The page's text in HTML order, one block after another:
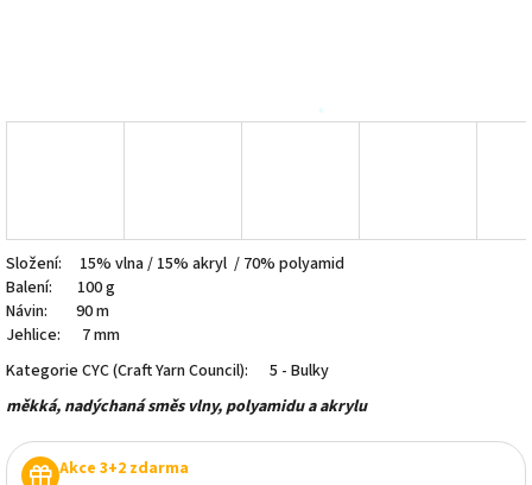
Složení: 15% vlna / 15% akryl / 70% polyamid
Balení: 100 g
Návin: 90 m
Jehlice: 7 mm
Kategorie CYC (Craft Yarn Council): 5 - Bulky
měkká, nadýchaná směs vlny, polyamidu a akrylu
Akce 3+2 zdarma